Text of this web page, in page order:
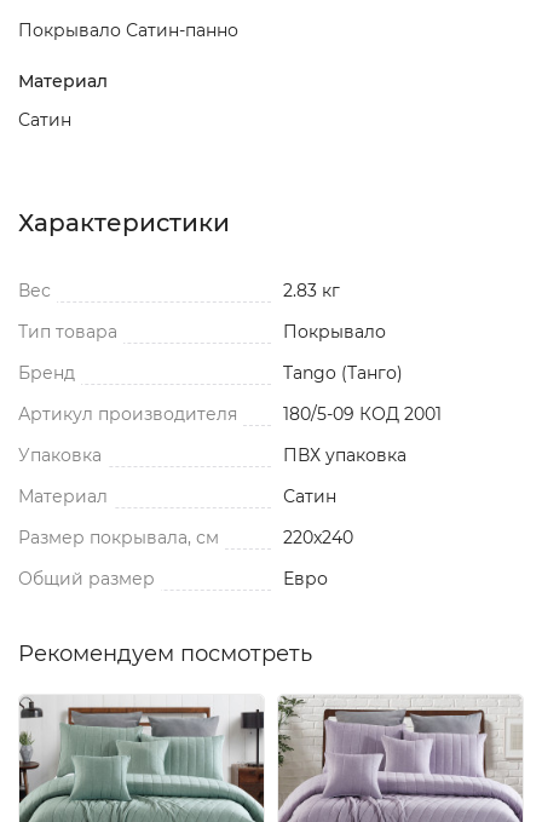
Покрывало Сатин-панно
Материал
Сатин
Характеристики
Вес
2.83 кг
Тип товара
Покрывало
Бренд
Tango (Танго)
Артикул производителя
180/5-09 КОД 2001
Упаковка
ПВХ упаковка
Материал
Сатин
Размер покрывала, см
220x240
Общий размер
Евро
Рекомендуем посмотреть